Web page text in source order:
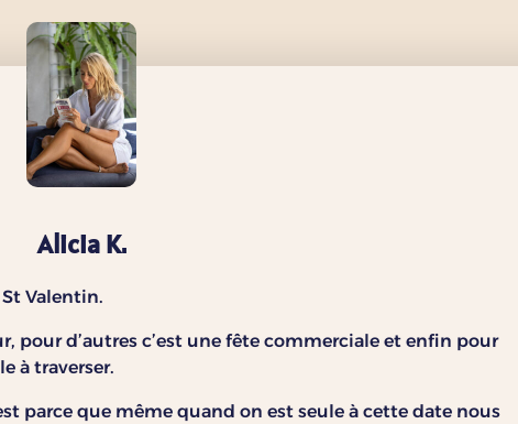
Alicia K.
Valentin.
pour d’autres c’est une fête commerciale et enfin pour
à traverser.
parce que même quand on est seule à cette date nous